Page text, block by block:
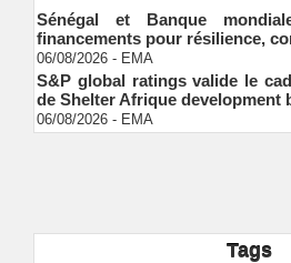
Sénégal et Banque
financements pour résilience,
06/08/2026 -EMA
S&P global ratings valide le
de Shelter Afrique development
06/08/2026 -EMA
Industrialisation verte au
transparence locale, impact
Ndakhté M. GAYE
Tags